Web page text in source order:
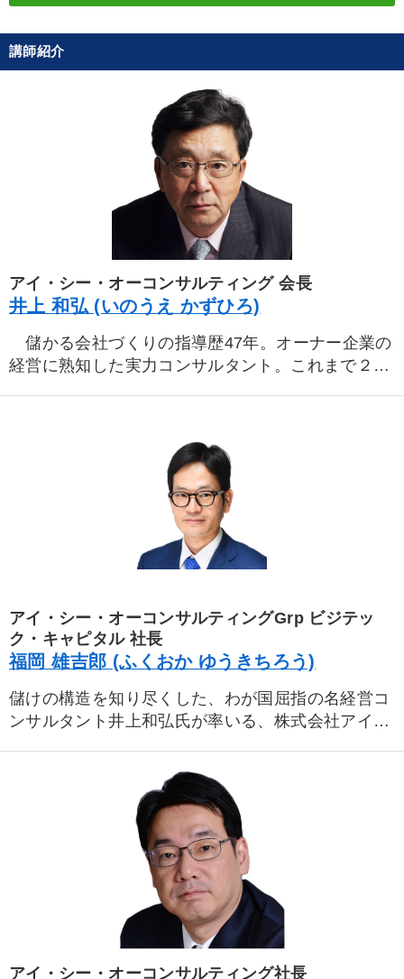
講師紹介
アイ・シー・オーコンサルティング 会長
井上 和弘 (いのうえ かずひろ)
儲かる会社づくりの指導歴47年。オーナー企業の
経営に熟知した実力コンサルタント。これまで２０
くばらんな人柄に惚れ込んだ社長は数多く、２０年
～３０年の長期顧問先が多いのも特長であり、後継
子息の教育を託す人が後をたたない。経営指導で東
奔西走する傍ら、日本経営合理化協会主催の「後継
社長塾」も３３期を数えこれまでに６００人以上の
後継社長育成に心血を注ぎ、優れた経営者を輩出し
悩む経営者一族の悩みを解決すべく、税法、会社法
の専門家の実務知識を総動員し、画期的な事業承継
対策を考案し多くの成功事例でその絶大な効果を実
１９４２年大阪生まれ。早大卒、イタリアフロー
レンス大学留学後、大手経営コンサルタント会社を
経て、８４年ＩＣＯコンサルティングを設立。
著書には、ベストセラー「儲かるようにすべてを変
える」をはじめ、事業承継３部作「会社を上手に任
せる法」「後継者の鉄則」「承継と相続 おカネの
実務」他多数の経営実務書がある。
アイ・シー・オーコンサルティングGrp ビジテッ
ク・キャピタル 社長
福岡 雄吉郎 (ふくおか ゆうきちろう)
儲けの構造を知り尽くした、わが国屈指の名経営コ
ンサルタント井上和弘氏が率いる、株式会社アイ・
社に残るおカネを最大化し体質を強化する財務改
善、決算対策、相続問題をはじめ、社内監査、不正
防止の仕組みづくりや、売掛金・在庫削減、管理会
計、節税対策の指導を通して、会計、税務の面か
ら、会社におカネを残す施策を指導している。ま
た、次世代に会社を残すために、M&Aの交渉を含め
た事業承継の指導で定評。昭和58年愛知県生まれ。
公認会計士・税理士（税理士登録は福岡雄吉（本
名））。最新著『社長の賢いM&A』、『社長の賢い
アイ・シー・オーコンサルティング社長